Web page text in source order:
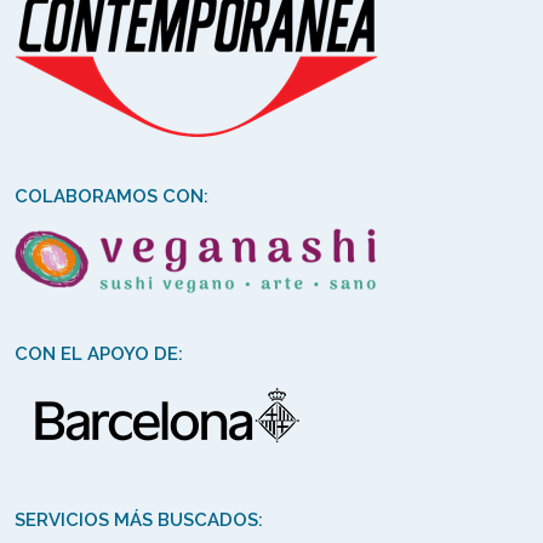
COLABORAMOS CON:
CON EL APOYO DE:
SERVICIOS MÁS BUSCADOS: